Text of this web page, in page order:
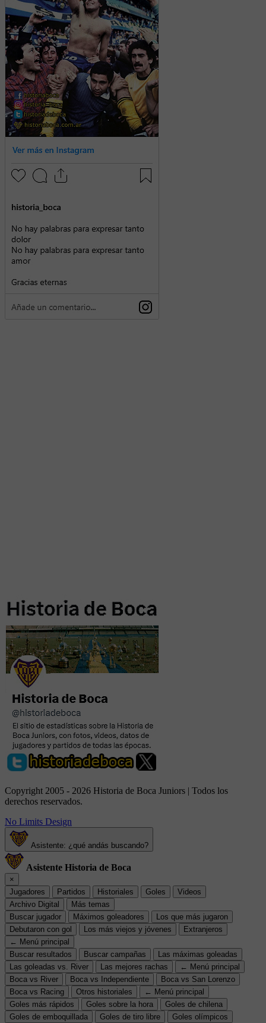
Copyright 2005 - 2026 Historia de Boca Juniors | Todos los
derechos reservados.
No Limits Design
Asistente: ¿qué andás buscando?
Asistente Historia de Boca
×
Jugadores
Partidos Historiales Goles
Videos
Archivo Digital
Más temas
Buscar jugador
Máximos goleadores
Los que más jugaron
Debutaron con gol
Los más viejos y jóvenes
Extranjeros
← Menú principal
Buscar resultados
Buscar campañas
Las máximas goleadas
Las goleadas vs. River
Las mejores rachas
← Menú principal
Boca vs River
Boca vs Independiente
Boca vs San Lorenzo
Boca vs Racing
Otros historiales
← Menú principal
Goles más rápidos
Goles sobre la hora
Goles de chilena
Goles de emboquillada
Goles de tiro libre Goles olímpicos